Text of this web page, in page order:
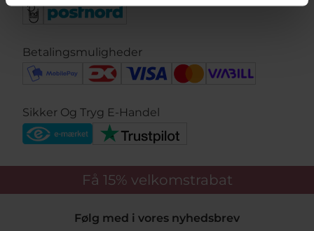
Betalingsmuligheder
Sikker Og Tryg E-Handel
Få 15% velkomstrabat
Følg med i vores nyhedsbrev